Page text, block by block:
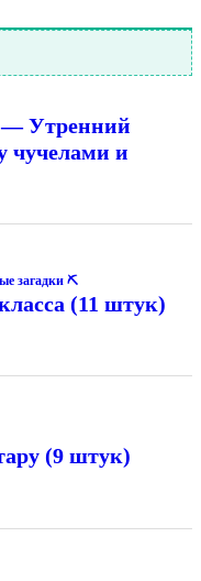
— Утренний
чучелами и
загадки ⛏
(11 штук)
(9 штук)